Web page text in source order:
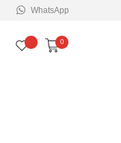
WhatsApp
0